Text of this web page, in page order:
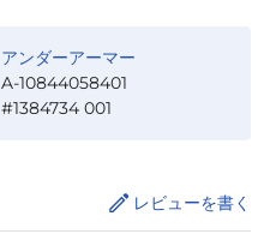
アンダーアーマー
A-10844058401
#1384734 001
レビューを書く